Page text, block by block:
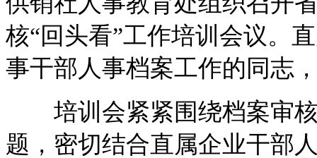
核“回头看”工作培训会议。
事干部人事档案工作的同志
培训会紧紧围绕档案审核
题，密切结合直属企业干部